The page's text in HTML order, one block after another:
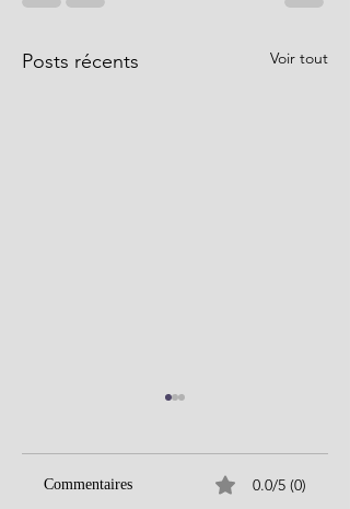
Posts récents Voir tout
Commentaires 0.0/5 (0)